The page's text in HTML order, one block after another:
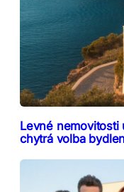
Levné nemovitosti
chytrá volba